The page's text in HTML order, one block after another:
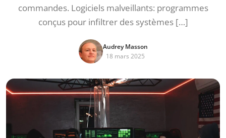
commandes. Logiciels malveillants: programmes
conçus pour infiltrer des systèmes […]
Audrey Masson
18 mars 2025